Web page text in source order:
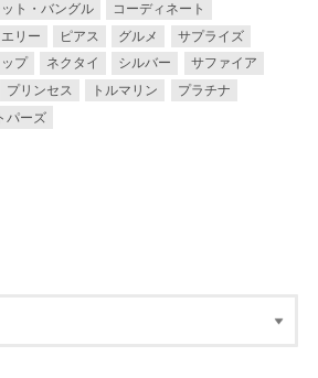
ト・バングル
コーディネート
リー ピアス グルメ
サプライズ
プ ネクタイ シルバー
サファイア
プリンセス トルマリン
プラチナ
パーズ